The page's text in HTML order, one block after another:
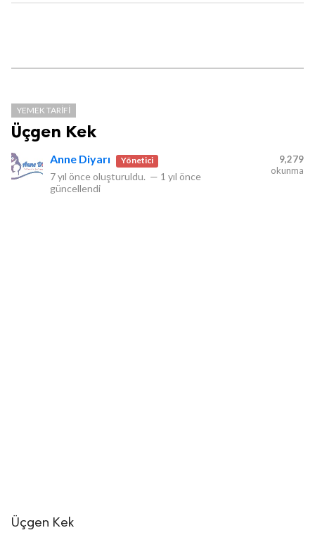
YEMEK TARIFI
Üçgen Kek
Anne Diyarı Yönetici
7 yıl önce oluşturuldu. — 1 yıl önce
güncellendi
9,279
okunma
Üçgen Kek